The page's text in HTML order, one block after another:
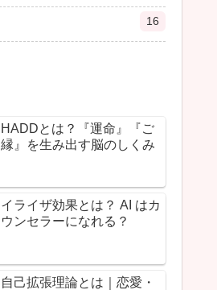
16
HADDとは？『運命』『ご
縁』を生み出す脳のしくみ
イライザ効果とは？ AI はカ
ウンセラーになれる？
自己拡張理論とは｜恋愛・